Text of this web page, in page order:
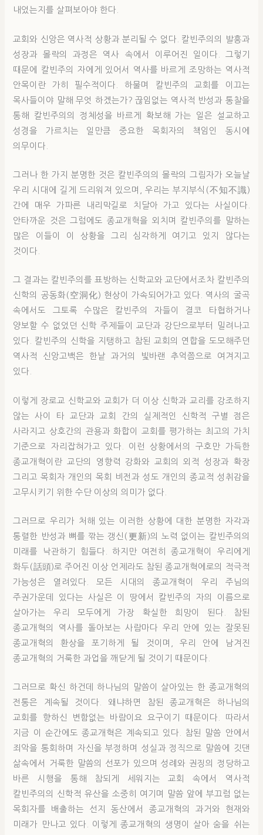
내었는지를 살펴보아야 한다.
교회와 신앙은 역사적 상황과 분리될 수 없다. 칼빈주의의 발흥과
성장과 몰락의 과정은 역사 속에서 이루어진 일이다. 그렇기
때문에 칼빈주의 자에게 있어서 역사를 바르게 조망하는 역사적
안목이란 가히 필수적이다. 하물며 칼빈주의 교회를 이끄는
목사들이야 말해 무엇 하겠는가? 끊임없는 역사적 반성과 통찰을
통해 칼빈주의의 정체성을 바르게 확보해 가는 일은 설교하고
성경을 가르치는 일만큼 중요한 목회자의 책임인 동시에
의무이다.
그러나 한 가지 분명한 것은 칼빈주의의 몰락의 그림자가 오늘날
우리 시대에 길게 드리워져 있으며, 우리는 부지부식(不知不識)
간에 매우 가파른 내리막길로 치달아 가고 있다는 사실이다.
안타까운 것은 그럼에도 종교개혁을 외치며 칼빈주의를 말하는
많은 이들이 이 상황을 그리 심각하게 여기고 있지 않다는
것이다.
그 결과는 칼빈주의를 표방하는 신학교와 교단에서조차 칼빈주의
신학의 공동화(空洞化) 현상이 가속되어가고 있다. 역사의 굴곡
속에서도 그토록 수많은 칼빈주의 자들이 결코 타협하거나
양보할 수 없었던 신학 주제들이 교단과 강단으로부터 밀려나고
있다. 칼빈주의 신학을 지탱하고 참된 교회의 연합을 도모해주던
역사적 신앙고백은 한낱 과거의 빛바랜 추억쯤으로 여겨지고
있다.
이렇게 장로교 신학교와 교회가 더 이상 신학과 교리를 강조하지
않는 사이 타 교단과 교회 간의 실제적인 신학적 구별 점은
사라지고 상호간의 관용과 화합이 교회를 평가하는 최고의 가치
기준으로 자리잡혀가고 있다. 이런 상황에서의 구호만 가득한
종교개혁이란 교단의 영향력 강화와 교회의 외적 성장과 확장
그리고 목회자 개인의 목회 비전과 성도 개인의 종교적 성취감을
고무시키기 위한 수단 이상의 의미가 없다.
그러므로 우리가 처해 있는 이러한 상황에 대한 분명한 자각과
통렬한 반성과 뼈를 깎는 갱신(更新)의 노력 없이는 칼빈주의의
미래를 낙관하기 힘들다. 하지만 여전히 종교개혁이 우리에게
화두(話頭)로 주어진 이상 언제라도 참된 종교개혁에로의 적극적
가능성은 열려있다. 모든 시대의 종교개혁이 우리 주님의
주권가운데 있다는 사실은 이 땅에서 칼빈주의 자의 이름으로
살아가는 우리 모두에게 가장 확실한 희망이 된다. 참된
종교개혁의 역사를 돌아보는 사람마다 우리 안에 있는 잘못된
종교개혁의 환상을 포기하게 될 것이며, 우리 안에 남겨진
종교개혁의 거룩한 과업을 깨닫게 될 것이기 때문이다.
그러므로 확신 하건데 하나님의 말씀이 살아있는 한 종교개혁의
전통은 계속될 것이다. 왜냐하면 참된 종교개혁은 하나님의
교회를 향하신 변함없는 바람이요 요구이기 때문이다. 따라서
지금 이 순간에도 종교개혁은 계속되고 있다. 참된 말씀 안에서
죄악을 통회하며 자신을 부정하며 성실과 정직으로 말씀에 깃댄
삶속에서 거룩한 말씀의 선포가 있으며 성례와 권징의 정당하고
바른 시행을 통해 참되게 세워지는 교회 속에서 역사적
칼빈주의의 신학적 유산을 소중히 여기며 말씀 앞에 부끄럼 없는
목회자를 배출하는 선지 동산에서 종교개혁의 과거와 현재와
미래가 만나고 있다. 이렇게 종교개혁의 생명이 살아 숨을 쉬는